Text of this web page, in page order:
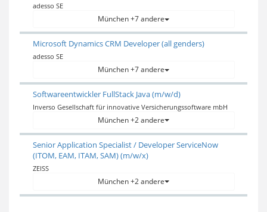
adesso SE
München +7 andere
Microsoft Dynamics CRM Developer (all genders)
adesso SE
München +7 andere
Softwareentwickler FullStack Java (m/w/d)
Inverso Gesellschaft für innovative Versicherungssoftware mbH
München +2 andere
Senior Application Specialist / Developer ServiceNow
(ITOM, EAM, ITAM, SAM) (m/w/x)
ZEISS
München +2 andere